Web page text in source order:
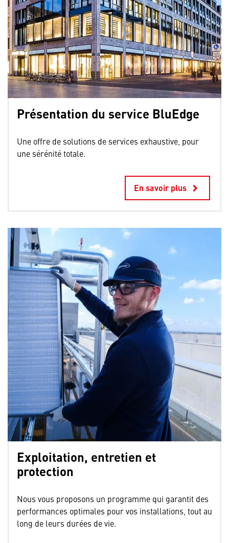
Présentation du service BluEdge
Une offre de solutions de services exhaustive, pour
une sérénité totale.
En savoir plus keyboard_arrow_right
Exploitation, entretien et
protection
Nous vous proposons un programme qui garantit des
performances optimales pour vos installations, tout au
long de leurs durées de vie.